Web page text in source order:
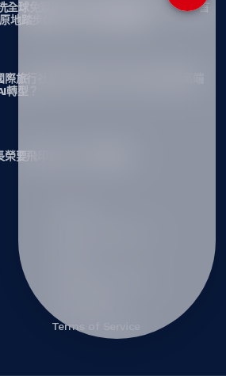
全球免簽版圖 新加坡護照維持第一 阿聯首
地踏步(2024~2026年分析)
社董事長高月美 我為什麼要走高端
型？
要飛印度 在打什麼算盤？
Terms of Service